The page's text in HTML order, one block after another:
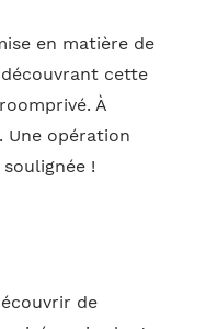
en matière de
cette
À
Une opération
!
de